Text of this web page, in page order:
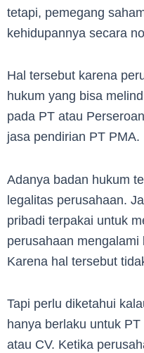
tetapi, pemegang
kehidupannya secara
Hal tersebut karena
hukum yang bisa
pada PT atau
jasa pendirian PT PMA.
Adanya badan hukum
legalitas perusahaan.
pribadi terpakai untuk
perusahaan
Karena hal tersebut
Tapi perlu diketahui
hanya berlaku untuk
atau CV. Ketika